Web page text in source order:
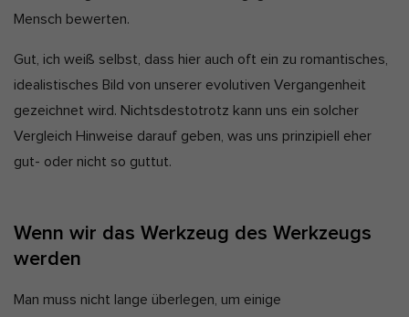
D t
r
Mensch bewerten.
Gut, ich weiß selbst, dass hier auch oft ein zu romantisches,
idealistisches Bild von unserer evolutiven Vergangenheit
gezeichnet wird. Nichtsdestotrotz kann uns ein solcher
Vergleich Hinweise darauf geben, was uns prinzipiell eher
gut- oder nicht so guttut.
Wenn wir das Werkzeug des Werkzeugs
werden
Man muss nicht lange überlegen, um einige
Marketing-Cookies werden von Drittanbietern oder Publishern
indem sie Besucher über Websites hinweg verfolgen.
Cookie-Informationen anzeigen
Externe Medien (2)
standardmäßig blockiert. Wenn Cookies von externen Medien
Cookie-Informationen anzeigen